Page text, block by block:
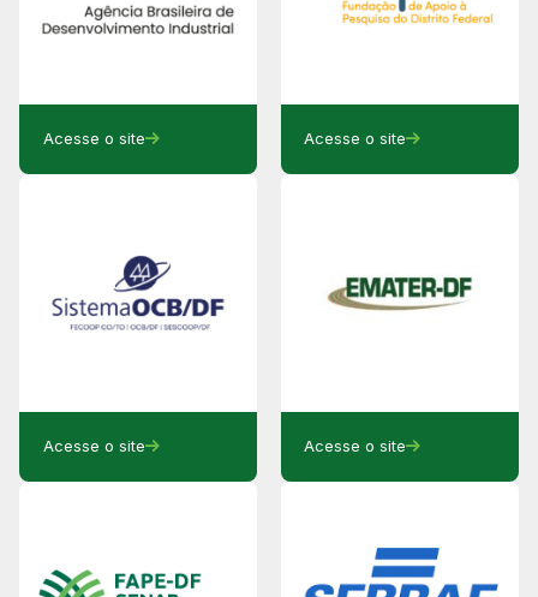
Acesse o site Acesse o site
Acesse o site Acesse o site